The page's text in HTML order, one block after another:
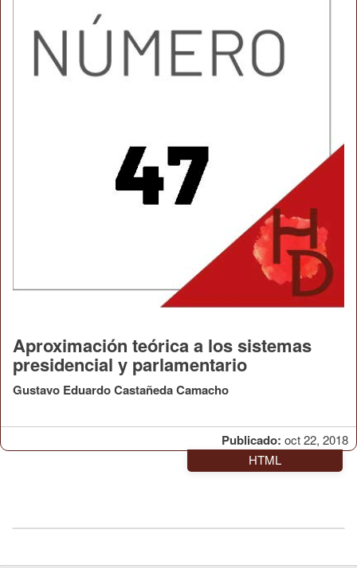
Publicado: oct 22, 2018
Aproximación teórica a los sistemas
presidencial y parlamentario
Gustavo Eduardo Castañeda Camacho
HTML